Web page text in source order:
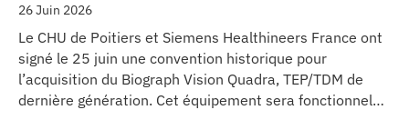
26 Juin 2026
Le CHU de Poitiers et Siemens Healthineers France ont
signé le 25 juin une convention historique pour
l’acquisition du Biograph Vision Quadra, TEP/TDM de
dernière génération. Cet équipement sera fonctionnel